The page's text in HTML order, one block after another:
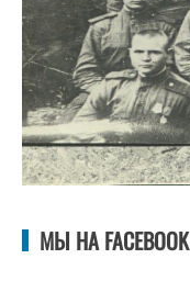
МЫ НА FACEBOOK